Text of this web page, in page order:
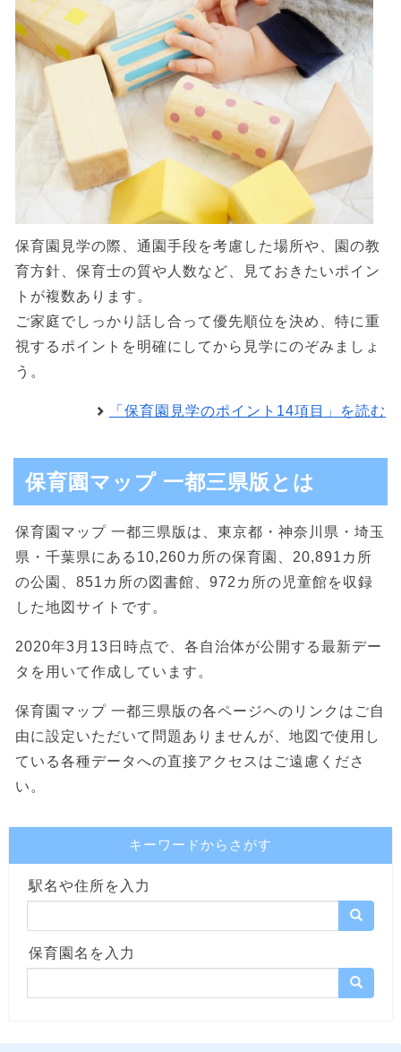
保育園見学の際、通園手段を考慮した場所や、園の教
育方針、保育士の質や人数など、見ておきたいポイン
トが複数あります。
ご家庭でしっかり話し合って優先順位を決め、特に重
視するポイントを明確にしてから見学にのぞみましょ
う。
「保育園見学のポイント14項目」を読む
保育園マップ 一都三県版とは
保育園マップ 一都三県版は、東京都・神奈川県・埼玉
県・千葉県にある10,260カ所の保育園、20,891カ所
の公園、851カ所の図書館、972カ所の児童館を収録
した地図サイトです。
2020年3月13日時点で、各自治体が公開する最新デー
タを用いて作成しています。
保育園マップ 一都三県版の各ページヘのリンクはご自
由に設定いただいて問題ありませんが、地図で使用し
ている各種データへの直接アクセスはご遠慮くださ
い。
キーワードからさがす
駅名や住所を入力
保育園名を入力